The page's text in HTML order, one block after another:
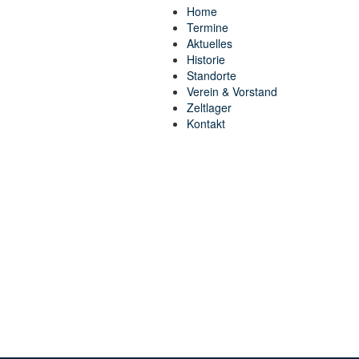
Home
Termine
Aktuelles
Historie
Standorte
Verein & Vorstand
Zeltlager
Kontakt